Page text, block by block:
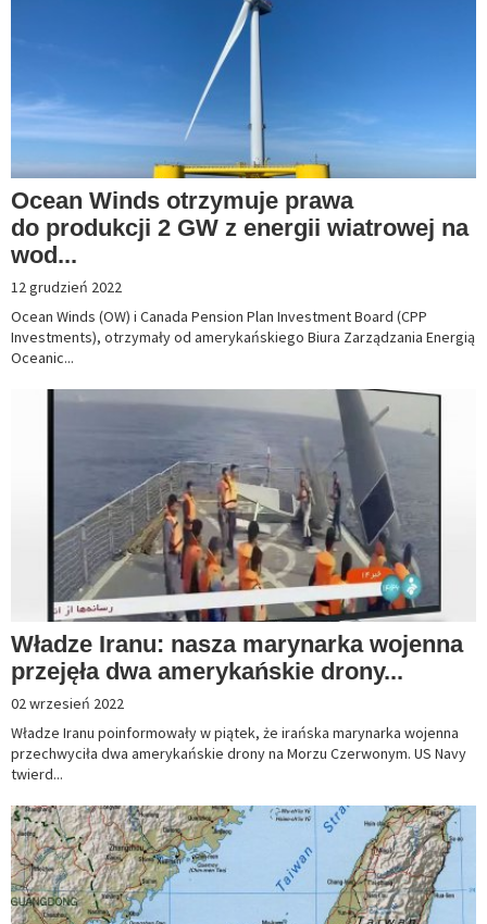
Ocean Winds otrzymuje prawa
do produkcji 2 GW z energii wiatrowej na
wod...
12 grudzień 2022
Ocean Winds (OW) i Canada Pension Plan Investment Board (CPP
Investments), otrzymały od amerykańskiego Biura Zarządzania Energią
Oceanic...
Władze Iranu: nasza marynarka wojenna
przejęła dwa amerykańskie drony...
02 wrzesień 2022
Władze Iranu poinformowały w piątek, że irańska marynarka wojenna
przechwyciła dwa amerykańskie drony na Morzu Czerwonym. US Navy
twierd...